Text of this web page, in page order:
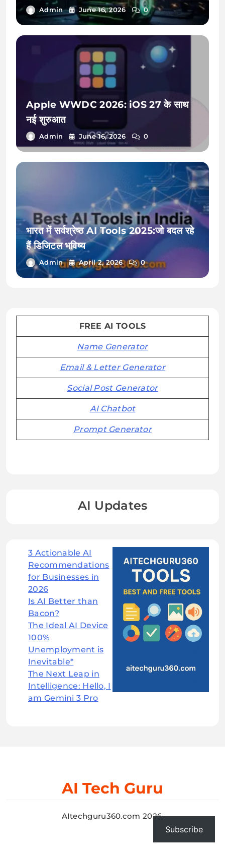
Admin June 16, 2026 0
Apple WWDC 2026: iOS 27 के साथ
नई शुरुआत
Admin June 16, 2026 0
भारत में सर्वश्रेष्ठ AI Tools 2025:जो बदल रहे
हैं डिजिटल भविष्य
Admin April 2, 2026 0
FREE AI TOOLS
Name Generator
Email & Letter Generator
Social Post Generator
AI Chatbot
Prompt Generator
AI Updates
3 Actionable AI
Recommendations
for Businesses in
2026
Is AI Better than
Bacon?
The Ideal AI Device
100%
Unemployment is
Inevitable*
The Next Leap in
Intelligence: Hello, I
am Gemini 3 Pro
AI Tech Guru
AItechguru360.com 2026.
Subscribe